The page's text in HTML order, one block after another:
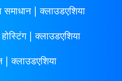
समाधान | क्लाउडएशिया
| क्लाउडएशिया
क्लाउडएशिया